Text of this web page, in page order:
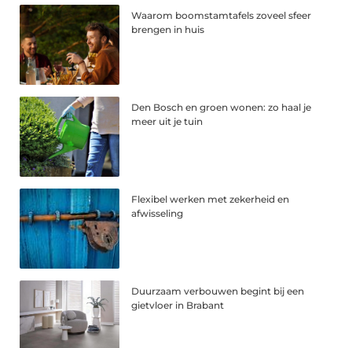
Waarom boomstamtafels zoveel sfeer
brengen in huis
Den Bosch en groen wonen: zo haal je
meer uit je tuin
Flexibel werken met zekerheid en
afwisseling
Duurzaam verbouwen begint bij een
gietvloer in Brabant